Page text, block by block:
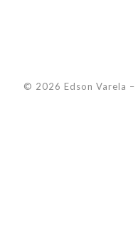
© 2026 Edson Varela –